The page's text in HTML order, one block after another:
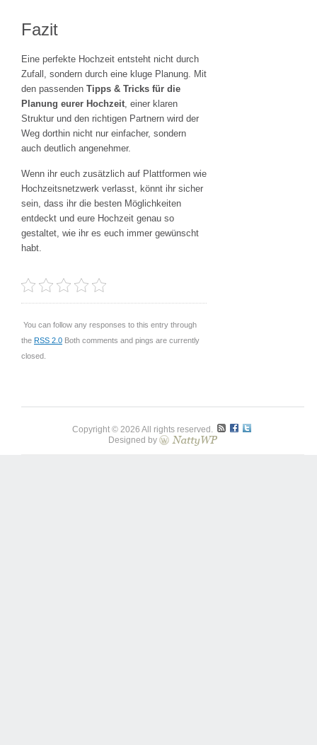
Fazit
Eine perfekte Hochzeit entsteht nicht durch
Zufall, sondern durch eine kluge Planung. Mit
den passenden Tipps & Tricks für die
Planung eurer Hochzeit, einer klaren
Struktur und den richtigen Partnern wird der
Weg dorthin nicht nur einfacher, sondern
auch deutlich angenehmer.
Wenn ihr euch zusätzlich auf Plattformen wie
Hochzeitsnetzwerk verlasst, könnt ihr sicher
sein, dass ihr die besten Möglichkeiten
entdeckt und eure Hochzeit genau so
gestaltet, wie ihr es euch immer gewünscht
habt.
You can follow any responses to this entry through
the RSS 2.0 Both comments and pings are currently
closed.
Copyright © 2026 All rights reserved.
Designed by